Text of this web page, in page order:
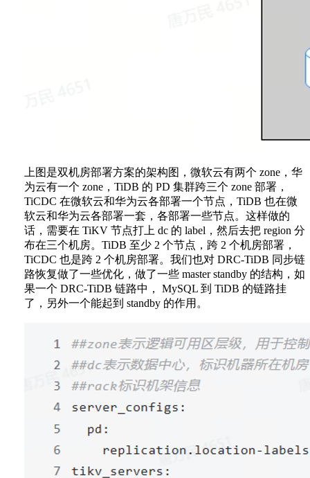
上图是双机房部署方案的架构图，微软云有两个 zone，华
为云有一个 zone，TiDB 的 PD 集群跨三个 zone 部署，
TiCDC 在微软云和华为云各部署一个节点，TiDB 也在微
软云和华为云各部署一套，各部署一些节点。这样做的
话，需要在 TiKV 节点打上 dc 的 label，然后去把 region 分
布在三个机房。TiDB 至少 2 个节点，跨 2 个机房部署，
TiCDC 也是跨 2 个机房部署。我们也对 DRC-TiDB 同步链
路恢复做了一些优化，做了一些 master standby 的结构，如
果一个 DRC-TiDB 链路中， MySQL 到 TiDB 的链路挂
了，另外一个能起到 standby 的作用。